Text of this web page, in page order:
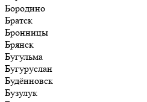
Бородино
Братск
Бронницы
Брянск
Бугульма
Бугуруслан
Будённовск
Бузулук